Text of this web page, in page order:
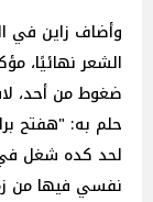
وأضاف زاين في
الشعر نهائيًا،
ضغوط من أحد،
حلم به: "هفتح
لحد كده شغل في
نفسي فيها من